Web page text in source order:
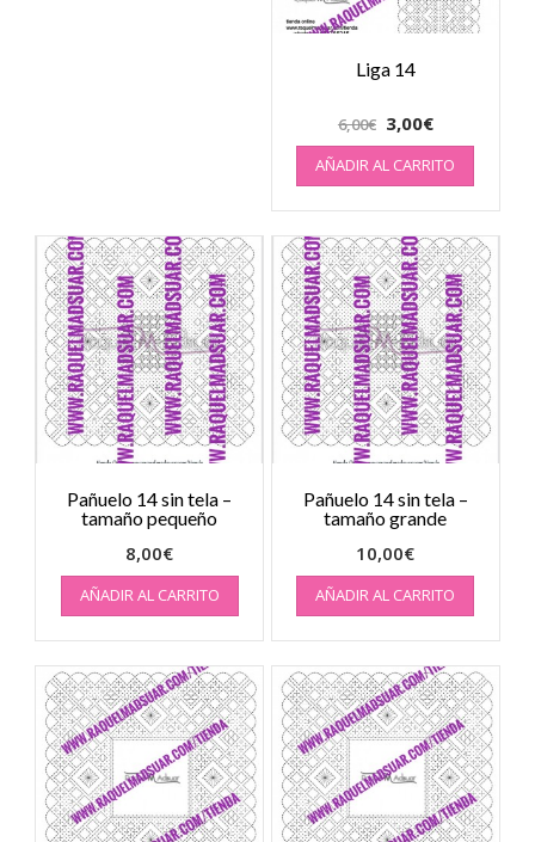
Liga 14
6,00€ 3,00€
AÑADIR AL CARRITO
Pañuelo 14 sin tela –
tamaño grande
10,00€
AÑADIR AL CARRITO
Pañuelo 14 sin tela –
tamaño pequeño
8,00€
AÑADIR AL CARRITO